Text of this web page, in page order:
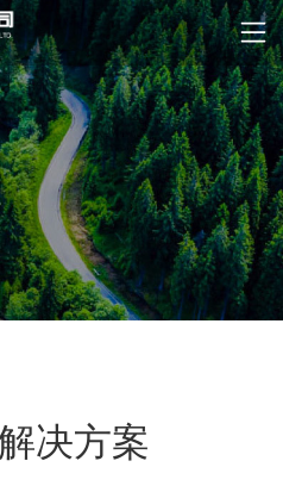
决方案